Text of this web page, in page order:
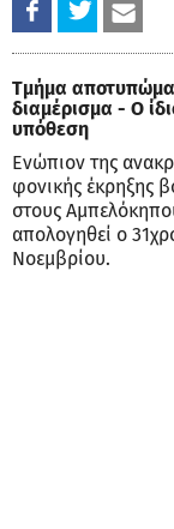
Τμήμα
διαμέρισμα - Ο
υπόθεση
Ενώπιον της
φονικής έκρηξης
στους
απολογηθεί ο
Νοεμβρίου.